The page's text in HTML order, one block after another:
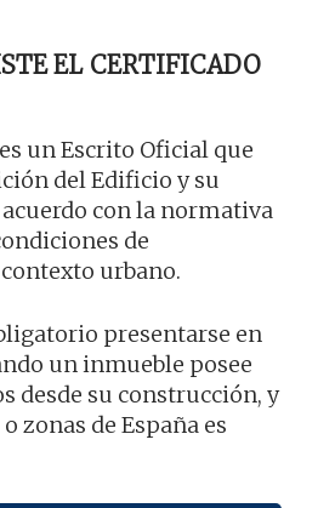
EL CERTIFICADO
un Escrito Oficial que
del Edificio y su
con la normativa
de
urbano.
presentarse en
un inmueble posee
desde su construcción, y
zonas de España es